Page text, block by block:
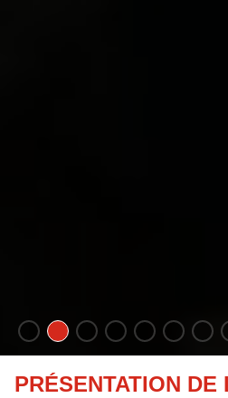
PRÉSENTATION DE